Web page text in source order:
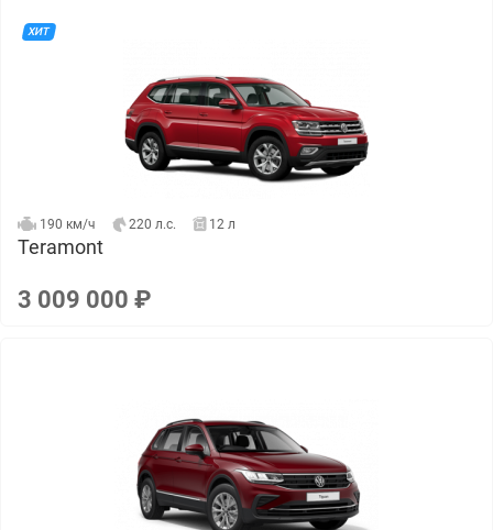
ХИТ
190 км/ч 220 л.с. 12 л
Teramont
3 009 000 ₽